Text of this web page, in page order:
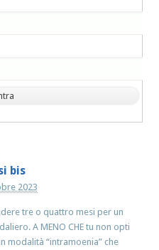
bis
2023
tre o quattro mesi per un
A MENO CHE tu non opti
modalità “intramoenia” che